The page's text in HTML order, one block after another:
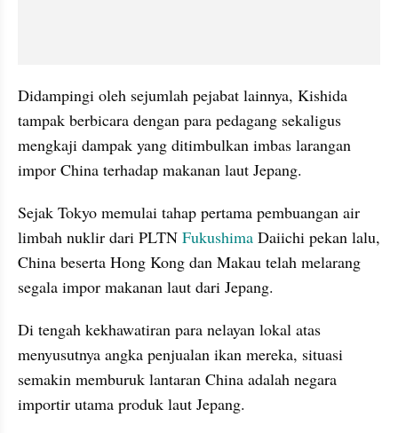
Didampingi oleh sejumlah pejabat lainnya, Kishida
tampak berbicara dengan para pedagang sekaligus
mengkaji dampak yang ditimbulkan imbas larangan
impor China terhadap makanan laut Jepang.
Sejak Tokyo memulai tahap pertama pembuangan air
limbah nuklir dari PLTN Fukushima Daiichi pekan lalu,
China beserta Hong Kong dan Makau telah melarang
segala impor makanan laut dari Jepang.
Di tengah kekhawatiran para nelayan lokal atas
menyusutnya angka penjualan ikan mereka, situasi
semakin memburuk lantaran China adalah negara
importir utama produk laut Jepang.